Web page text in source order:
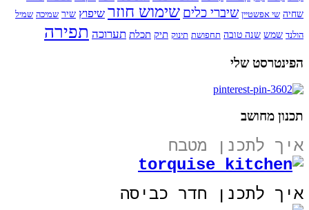
שחיה שי אפשטיין שיברי כליםשימוש חוזר שיפוץ שיר שמיכה שמיל
הולנד שמש שנה טובה תחפושת תינוק תיק תכלת תערוכה תפירה
הפינטרסט שלי
תכנון מחושב
איך לתכנן מטבח
איך לתכנן חדר כביסה